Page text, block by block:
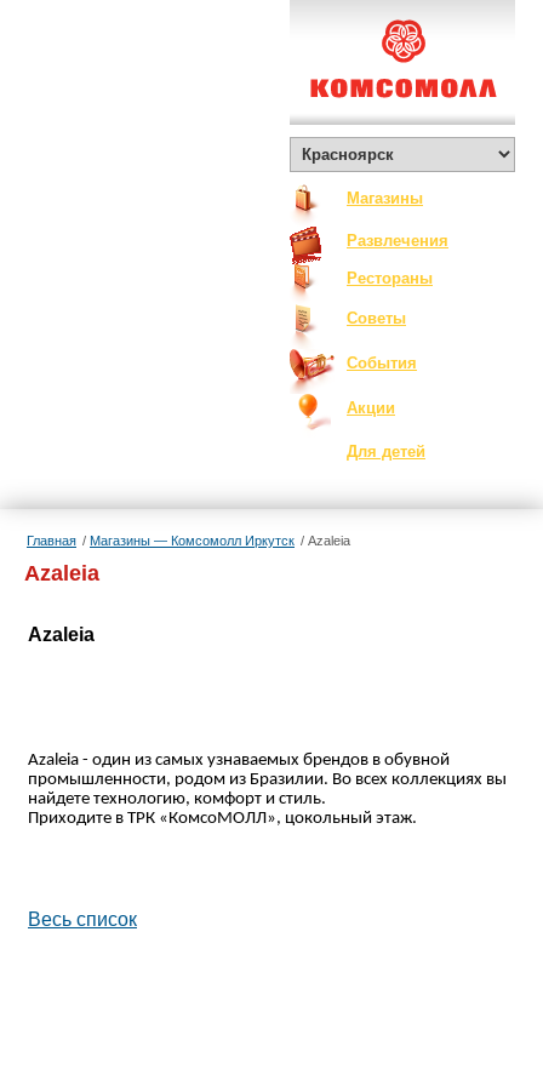
Магазины
Развлечения
Рестораны
Советы
События
Акции
Для детей
Главная Магазины — Комсомолл Иркутск Azaleia
Azaleia
Azaleia
Azaleia - один из самых узнаваемых брендов в обувной
промышленности, родом из Бразилии. Во всех коллекциях вы
найдете технологию, комфорт и стиль.
Приходите в ТРК «КомсоМОЛЛ», цокольный этаж.
Весь список